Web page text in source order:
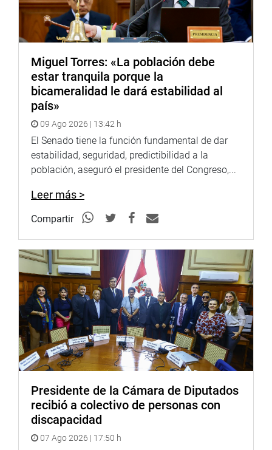
Soundcloud:https://soundcloud.com/radiocongreso
Miguel Torres: «La población debe
estar tranquila porque la
bicameralidad le dará estabilidad al
país»
09 Ago 2026 | 13:42 h
El Senado tiene la función fundamental de dar
estabilidad, seguridad, predictibilidad a la
población, aseguró el presidente del Congreso,...
Leer más >
Compartir
Presidente de la Cámara de Diputados
recibió a colectivo de personas con
discapacidad
07 Ago 2026 | 17:50 h